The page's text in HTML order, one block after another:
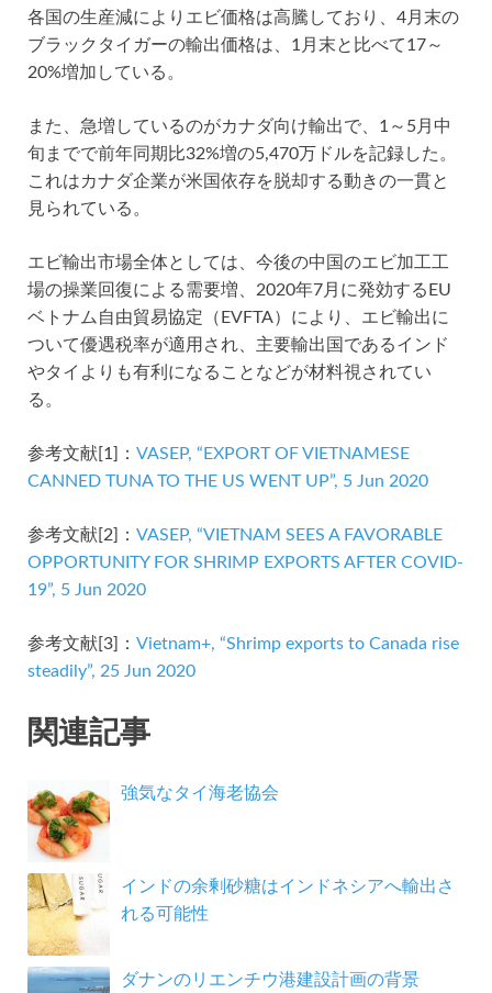
各国の生産減によりエビ価格は高騰しており、4月末の
ブラックタイガーの輸出価格は、1月末と比べて17～
20%増加している。
また、急増しているのがカナダ向け輸出で、1～5月中
旬までで前年同期比32%増の5,470万ドルを記録した。
これはカナダ企業が米国依存を脱却する動きの一貫と
見られている。
エビ輸出市場全体としては、今後の中国のエビ加工工
場の操業回復による需要増、2020年7月に発効するEU
ベトナム自由貿易協定（EVFTA）により、エビ輸出に
ついて優遇税率が適用され、主要輸出国であるインド
やタイよりも有利になることなどが材料視されてい
る。
参考文献[1]： VASEP, “EXPORT OF VIETNAMESE
CANNED TUNA TO THE US WENT UP”, 5 Jun 2020
参考文献[2]： VASEP, “VIETNAM SEES A FAVORABLE
OPPORTUNITY FOR SHRIMP EXPORTS AFTER COVID-
19”, 5 Jun 2020
参考文献[3]： Vietnam+, “Shrimp exports to Canada rise
steadily”, 25 Jun 2020
関連記事
強気なタイ海老協会
インドの余剰砂糖はインドネシアへ輸出さ
れる可能性
ダナンのリエンチウ港建設計画の背景